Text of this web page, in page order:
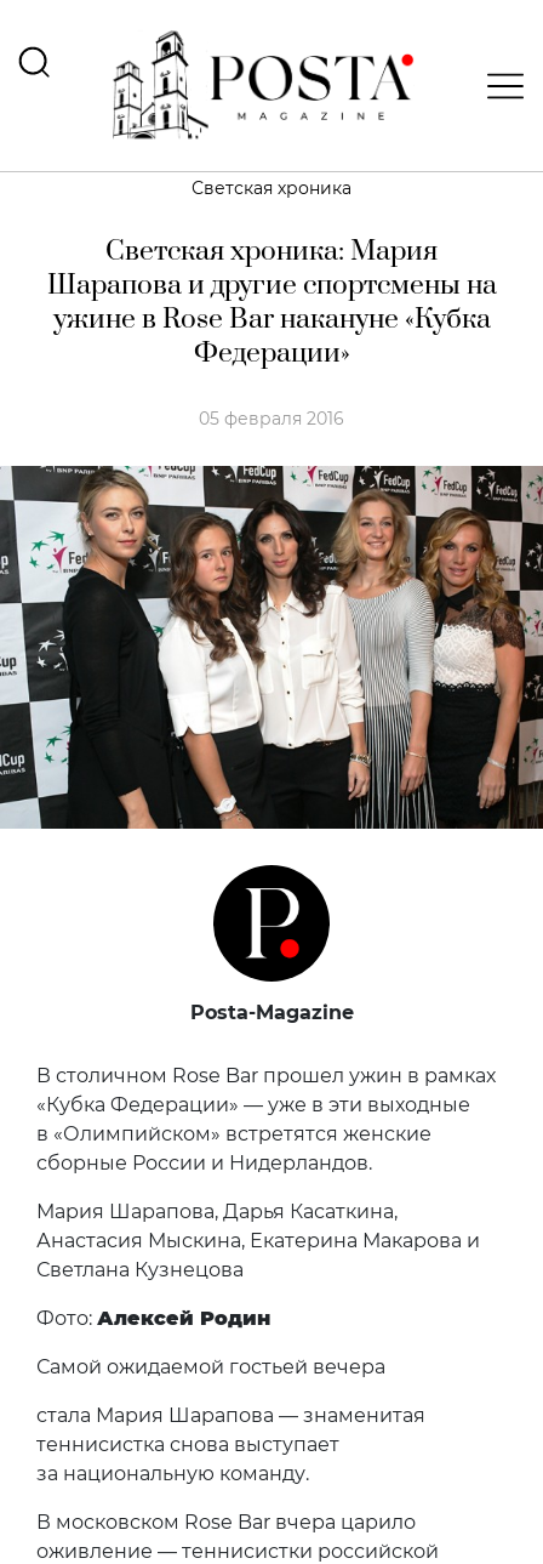
Светская хроника
Светская хроника: Мария
Шарапова и другие спортсмены на
ужине в Rose Bar накануне «Кубка
Федерации»
05 февраля 2016
Posta-Magazine
В столичном Rose Bar прошел ужин в рамках
«Кубка Федерации» — уже в эти выходные
в «Олимпийском» встретятся женские
сборные России и Нидерландов.
Мария Шарапова, Дарья Касаткина,
Анастасия Мыскина, Екатерина Макарова и
Светлана Кузнецова
Фото: Алексей Родин
Самой ожидаемой гостьей вечера
стала Мария Шарапова — знаменитая
теннисистка снова выступает
за национальную команду.
В московском Rose Bar вчера царило
оживление — теннисистки российской